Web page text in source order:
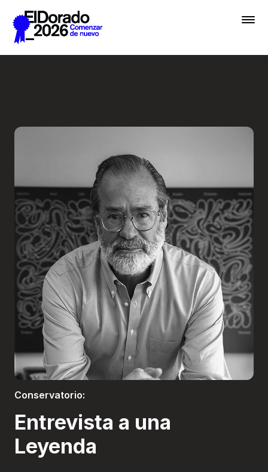
Saltar al contenido principal
Inscribir
Boletería
Conservatorio:
Entrevista a una
Leyenda